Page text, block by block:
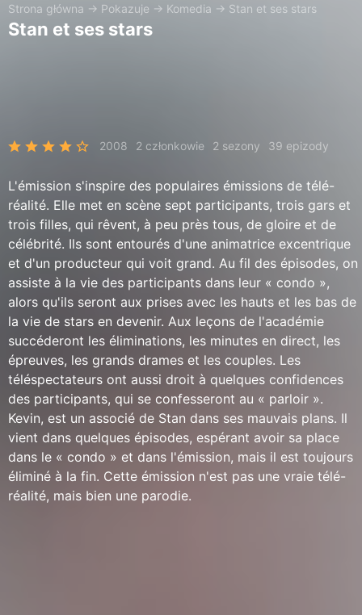
Strona główna → Pokazuje → Komedia → Stan et ses stars
Stan et ses stars
2008 2 członkowie 2 sezony 39 epizody
L'émission s'inspire des populaires émissions de télé-
réalité. Elle met en scène sept participants, trois gars et
trois filles, qui rêvent, à peu près tous, de gloire et de
célébrité. Ils sont entourés d'une animatrice excentrique
et d'un producteur qui voit grand. Au fil des épisodes, on
assiste à la vie des participants dans leur « condo »,
alors qu'ils seront aux prises avec les hauts et les bas de
la vie de stars en devenir. Aux leçons de l'académie
succéderont les éliminations, les minutes en direct, les
épreuves, les grands drames et les couples. Les
téléspectateurs ont aussi droit à quelques confidences
des participants, qui se confesseront au « parloir ».
Kevin, est un associé de Stan dans ses mauvais plans. Il
vient dans quelques épisodes, espérant avoir sa place
dans le « condo » et dans l'émission, mais il est toujours
éliminé à la fin. Cette émission n'est pas une vraie télé-
réalité, mais bien une parodie.